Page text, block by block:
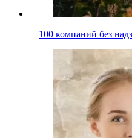
100 компаний без